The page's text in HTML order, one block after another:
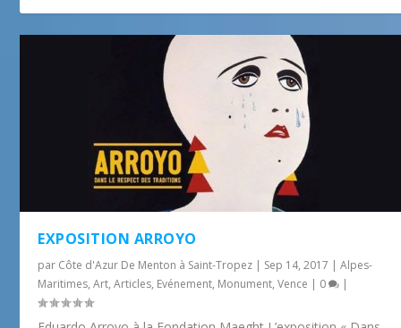
EXPOSITION ARROYO
par Côte d'Azur De Menton à Saint-Tropez | Sep 14, 2017 |Alpes-
Maritimes,Art,Articles, Evénement, Monument,Vence | 0 |